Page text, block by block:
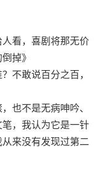
看，喜剧将那无价
掉》
不敢说百分之百，
也不是无病呻吟、
，我认为它是一针
来没有发现过第二